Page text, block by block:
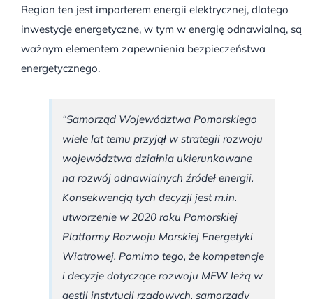
Region ten jest importerem energii elektrycznej, dlatego
inwestycje energetyczne, w tym w energię odnawialną, są
ważnym elementem zapewnienia bezpieczeństwa
energetycznego.
“Samorząd Województwa Pomorskiego
wiele lat temu przyjął w strategii rozwoju
województwa działnia ukierunkowane
na rozwój odnawialnych źródeł energii.
Konsekwencją tych decyzji jest m.in.
utworzenie w 2020 roku Pomorskiej
Platformy Rozwoju Morskiej Energetyki
Wiatrowej. Pomimo tego, że kompetencje
i decyzje dotyczące rozwoju MFW leżą w
gestii instytucji rządowych, samorządy